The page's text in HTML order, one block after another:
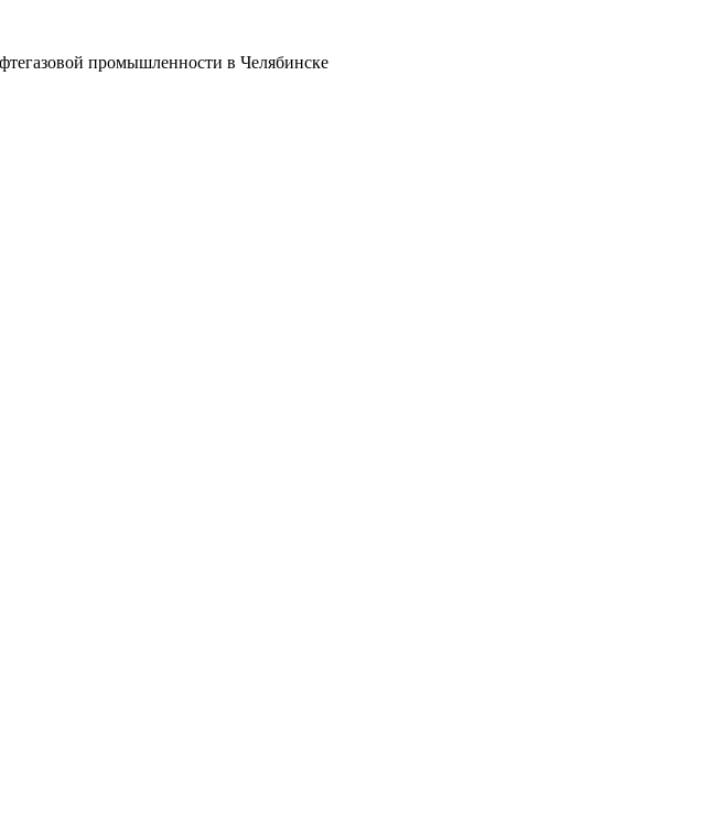
промышленности в Челябинске